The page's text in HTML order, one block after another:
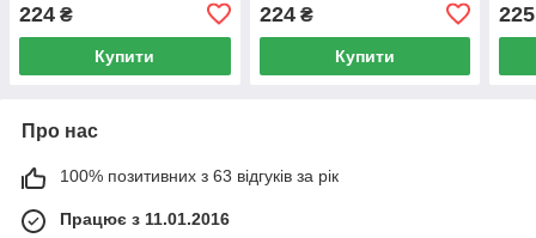
224 ₴
Купити
224₴
Купити
225
Про нас
100% позитивних з 63 відгуків за рік
Працює з 11.01.2016